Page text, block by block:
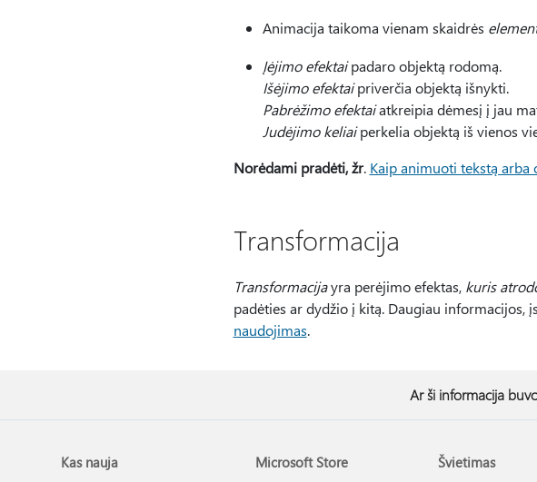
Animacija taikoma vienam skaidrės
Įėjimo efektaipadaro objektą rodomą.
Išėjimo efektaipriverčia objektą išnykti.
Pabrėžimo efektaiatkreipia dėmesį į jau
Judėjimo keliaiperkelia objektą iš vienos
Norėdami pradėti, žr. Kaip animuoti tekstą arba
Transformacija
Transformacijayra perėjimo efektas, kuris
padėties ar dydžio į kitą. Daugiau informacijos,
naudojimas.
Ar ši informacija
Kas nauja Microsoft Store Švietimas